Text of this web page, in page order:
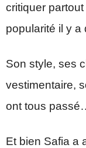
critiquer
popularité il y
Son style, ses
vestimentaire,
ont tous
Et bien Safia a